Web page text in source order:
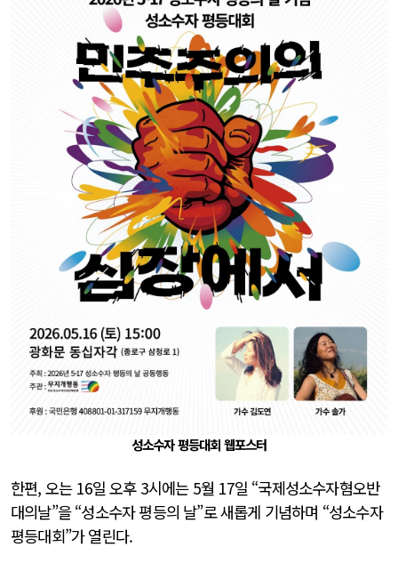
성소수자 평등대회 웹포스터
한편, 오는 16일 오후 3시에는 5월 17일 “국제성소수자혐오반
대의날”을 “성소수자 평등의 날”로 새롭게 기념하며 “성소수자
평등대회”가 열린다.